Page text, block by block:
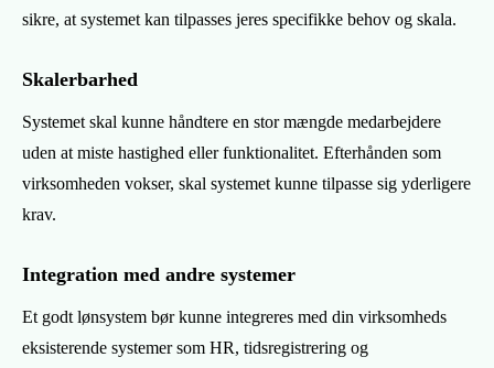
sikre, at systemet kan tilpasses jeres specifikke behov og skala.
Skalerbarhed
Systemet skal kunne håndtere en stor mængde medarbejdere
uden at miste hastighed eller funktionalitet. Efterhånden som
virksomheden vokser, skal systemet kunne tilpasse sig yderligere
krav.
Integration med andre systemer
Et godt lønsystem bør kunne integreres med din virksomheds
eksisterende systemer som HR, tidsregistrering og